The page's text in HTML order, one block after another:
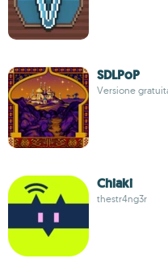
SDLPoP
Versione
Chiaki
thestr4ng3r